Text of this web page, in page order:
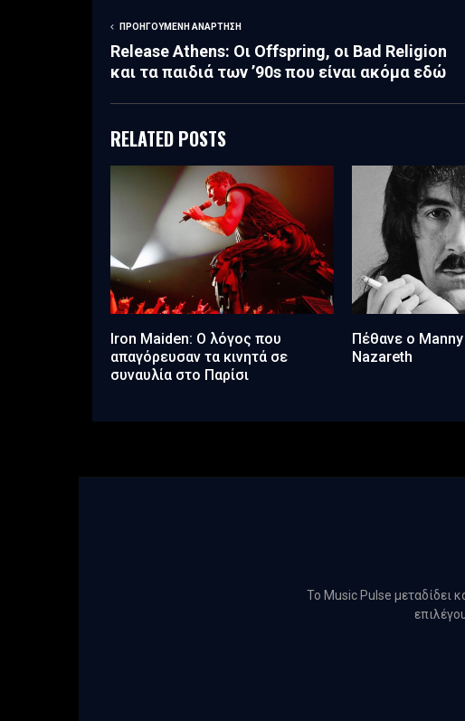
ΠΡΟΗΓΟΎΜΕΝΗ ΑΝΆΡΤΗΣΗ
Release Athens: Οι Offspring, οι Bad Religion
και τα παιδιά των ’90s που είναι ακόμα εδώ
RELATED POSTS
Iron Maiden: Ο λόγος που
απαγόρευσαν τα κινητά σε
συναυλία στο Παρίσι
Πέθανε ο
Nazareth
Το Music Pulse μεταδίδει